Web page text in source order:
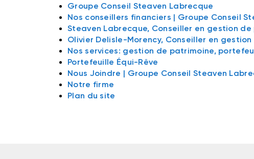
Groupe Conseil Steaven Labrecque
Nos conseillers financiers | Groupe Conseil
Steaven Labrecque, Conseiller en gestion
Olivier Delisle-Morency, Conseiller en
Nos services: gestion de patrimoine,
Portefeuille Équi-Rêve
Nous Joindre | Groupe Conseil Steaven
Notre firme
Plan du site